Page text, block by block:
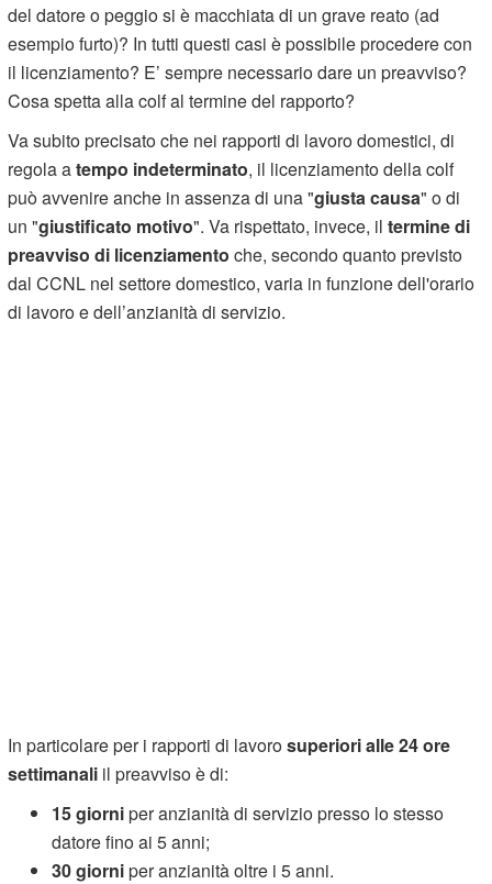
del datore o peggio si è macchiata di un grave reato (ad
esempio furto)? In tutti questi casi è possibile procedere con
il licenziamento? E’ sempre necessario dare un preavviso?
Cosa spetta alla colf al termine del rapporto?
Va subito precisato che nei rapporti di lavoro domestici, di
regola atempo indeterminato, il licenziamento della colf
può avvenire anche in assenza di una "giusta causa" o di
un "giustificato motivo". Va rispettato, invece, iltermine di
preavviso di licenziamento che, secondo quanto previsto
dal CCNL nel settore domestico, varia in funzione dell'orario
di lavoro e dell’anzianità di servizio.
In particolare per i rapporti di lavorosuperiori alle 24 ore
settimanali il preavviso è di:
15 giorniper anzianità di servizio presso lo stesso
datore fino ai 5 anni;
30 giorniper anzianità oltre i 5 anni.